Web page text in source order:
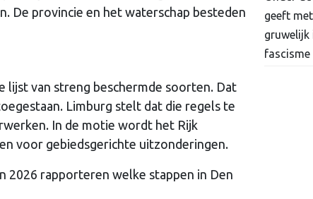
De provincie en het waterschap besteden
lijst van streng beschermde soorten. Dat
Limburg stelt dat die regels te
In de motie wordt het Rijk
voor gebiedsgerichte uitzonderingen.
2026 rapporteren welke stappen in Den
geeft
gruwelijk
fascisme